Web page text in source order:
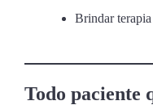
Brindar
Todo paciente